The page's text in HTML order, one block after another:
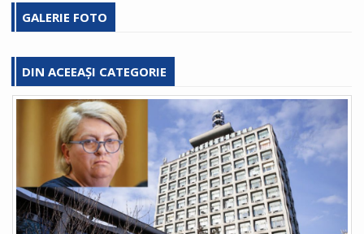
GALERIE FOTO
DIN ACEEAȘI CATEGORIE